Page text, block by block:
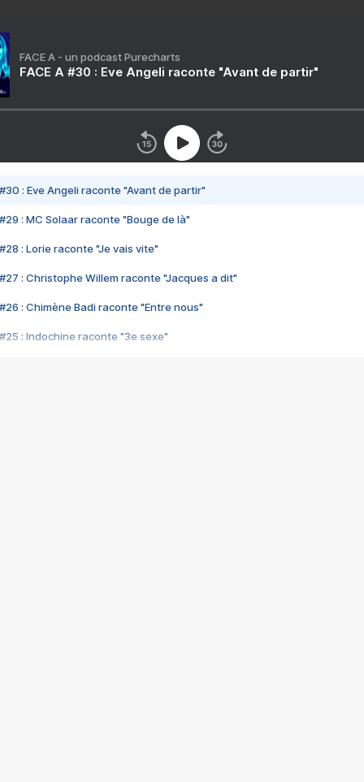
FACE A - un podcast Purecharts
FACE A #30 : Eve Angeli raconte "Avant de partir"
#30 : Eve Angeli raconte "Avant de partir"
#29 : MC Solaar raconte "Bouge de là"
#28 : Lorie raconte "Je vais vite"
#27 : Christophe Willem raconte "Jacques a dit"
#26 : Chimène Badi raconte "Entre nous"
#25 : Indochine raconte "3e sexe"